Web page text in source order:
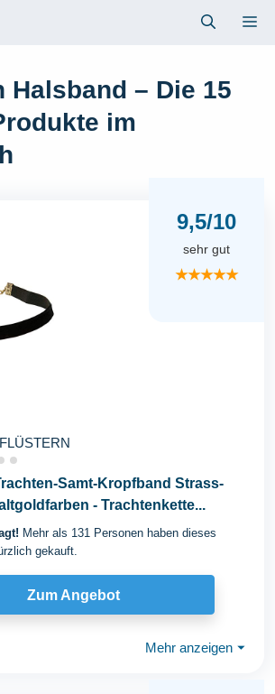
Halsband – Die 15
im
9,5/10
sehr gut
★★★★★
Samt-Kropfband Strass-
- Trachtenkette...
Mehr als 131 Personen haben dieses
gekauft.
Zum Angebot
Mehr anzeigen ⏷